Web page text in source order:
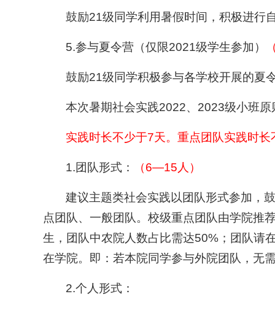
鼓励21级同学利用暑假时间，积极进行
5.参与夏令营（仅限2021级学生参加）
鼓励21级同学积极参与各学校开展的夏
本次暑期社会实践2022、2023级小班
实践时长不少于7天。重点团队实践时
1.团队形式： （6—15人）
建议主题类社会实践以团队形式参加，
点团队、一般团队。校级重点团队由学院推
生，团队中农院人数占比需达50%；团队请
在学院。即：若本院同学参与外院团队，无
2.个人形式：